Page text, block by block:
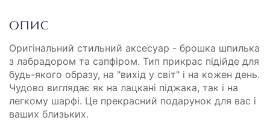
ОПИС
Оригінальний стильний аксесуар - брошка шпилька
з лабрадором та сапфіром. Тип прикрас підійде для
будь-якого образу, на "вихід у світ" і на кожен день.
Чудово виглядає як на лацкані піджака, так і на
легкому шарфі. Це прекрасний подарунок для вас і
ваших близьких.